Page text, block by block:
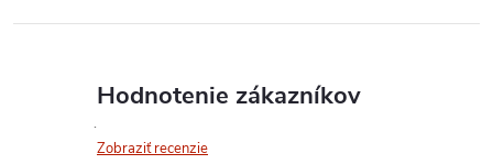
Hodnotenie zákazníkov
Zobraziť recenzie